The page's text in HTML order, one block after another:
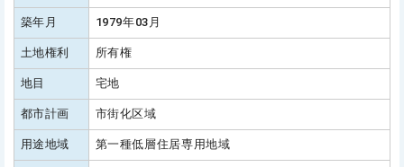
築年月 1979年03月
土地権利 所有権
地目 宅地
都市計画 市街化区域
用途地域 第一種低層住居専用地域